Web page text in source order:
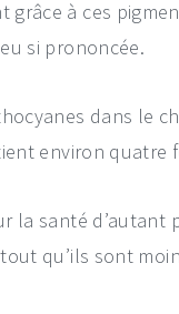
grâce à ces
si prononcée.
dans le
environ quatre
la santé
qu’ils sont